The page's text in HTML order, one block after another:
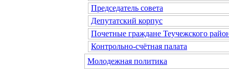
Председатель совета
Депутатский корпус
Почетные граждане Теучежского
Контрольно-счётная палата
Молодежная политика